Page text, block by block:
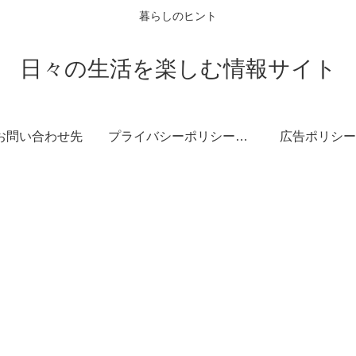
暮らしのヒント
日々の生活を楽しむ情報サイト
問い合わせ先 プライバシーポリシー・免責事項 広告ポリシー